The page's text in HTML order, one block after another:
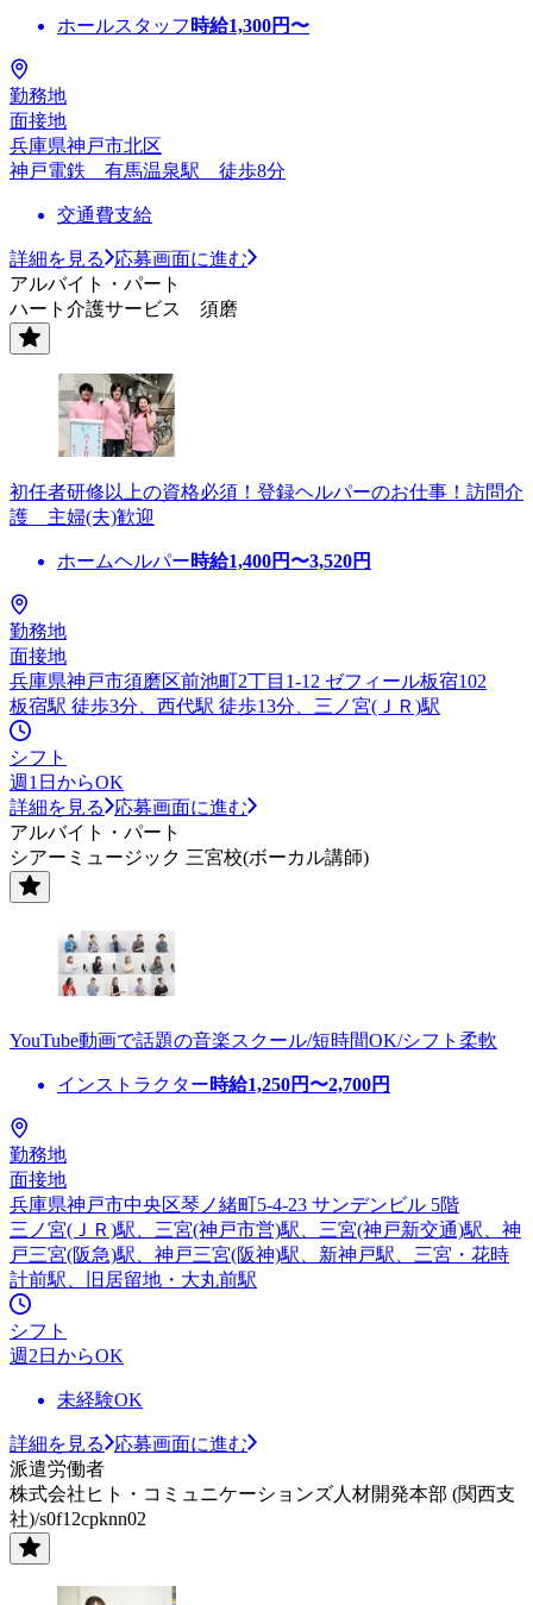
ホールスタッフ 時給1,300円〜
勤務地
面接地
兵庫県神戸市北区
神戸電鉄 有馬温泉駅 徒歩8分
交通費支給
詳細を見る
応募画面に進む
アルバイト・パート
ハート介護サービス 須磨
初任者研修以上の資格必須！登録ヘルパーのお仕事！訪問介
護 主婦(夫)歓迎
ホームヘルパー時給1,400円〜3,520円
勤務地
面接地
兵庫県神戸市須磨区前池町2丁目1-12 ゼフィール板宿102
板宿駅 徒歩3分、西代駅 徒歩13分、三ノ宮(ＪＲ)駅
シフト
週1日からOK
詳細を見る
応募画面に進む
アルバイト・パート
シアーミュージック 三宮校(ボーカル講師)
YouTube動画で話題の音楽スクール/短時間OK/シフト柔軟
インストラクター時給1,250円〜2,700円
勤務地
面接地
兵庫県神戸市中央区琴ノ緒町5-4-23 サンデンビル 5階
三ノ宮(ＪＲ)駅、三宮(神戸市営)駅、三宮(神戸新交通)駅、神
戸三宮(阪急)駅、神戸三宮(阪神)駅、新神戸駅、三宮・花時
計前駅、旧居留地・大丸前駅
シフト
週2日からOK
未経験OK
詳細を見る
応募画面に進む
派遣労働者
株式会社ヒト・コミュニケーションズ人材開発本部 (関西支
社)/s0f12cpknn02